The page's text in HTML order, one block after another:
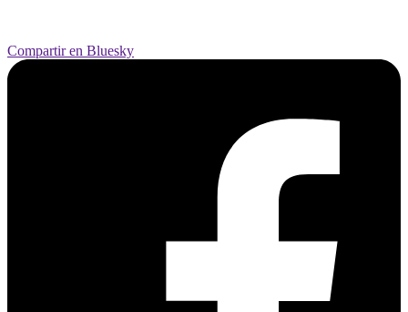
Compartir en Bluesky